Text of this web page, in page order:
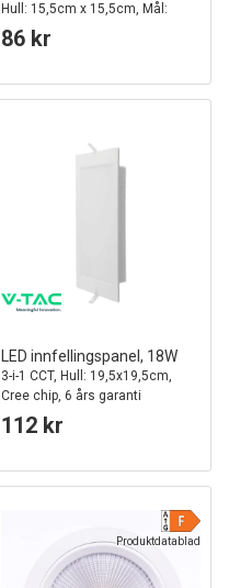
Hull: 15,5cm x 15,5cm, Mål:
17cm x 17cm, Samsung LED
Chip
86 kr
LED innfellingspanel, 18W
3-i-1 CCT, Hull: 19,5x19,5cm,
Cree chip, 6 års garanti
112 kr
Produktdatablad